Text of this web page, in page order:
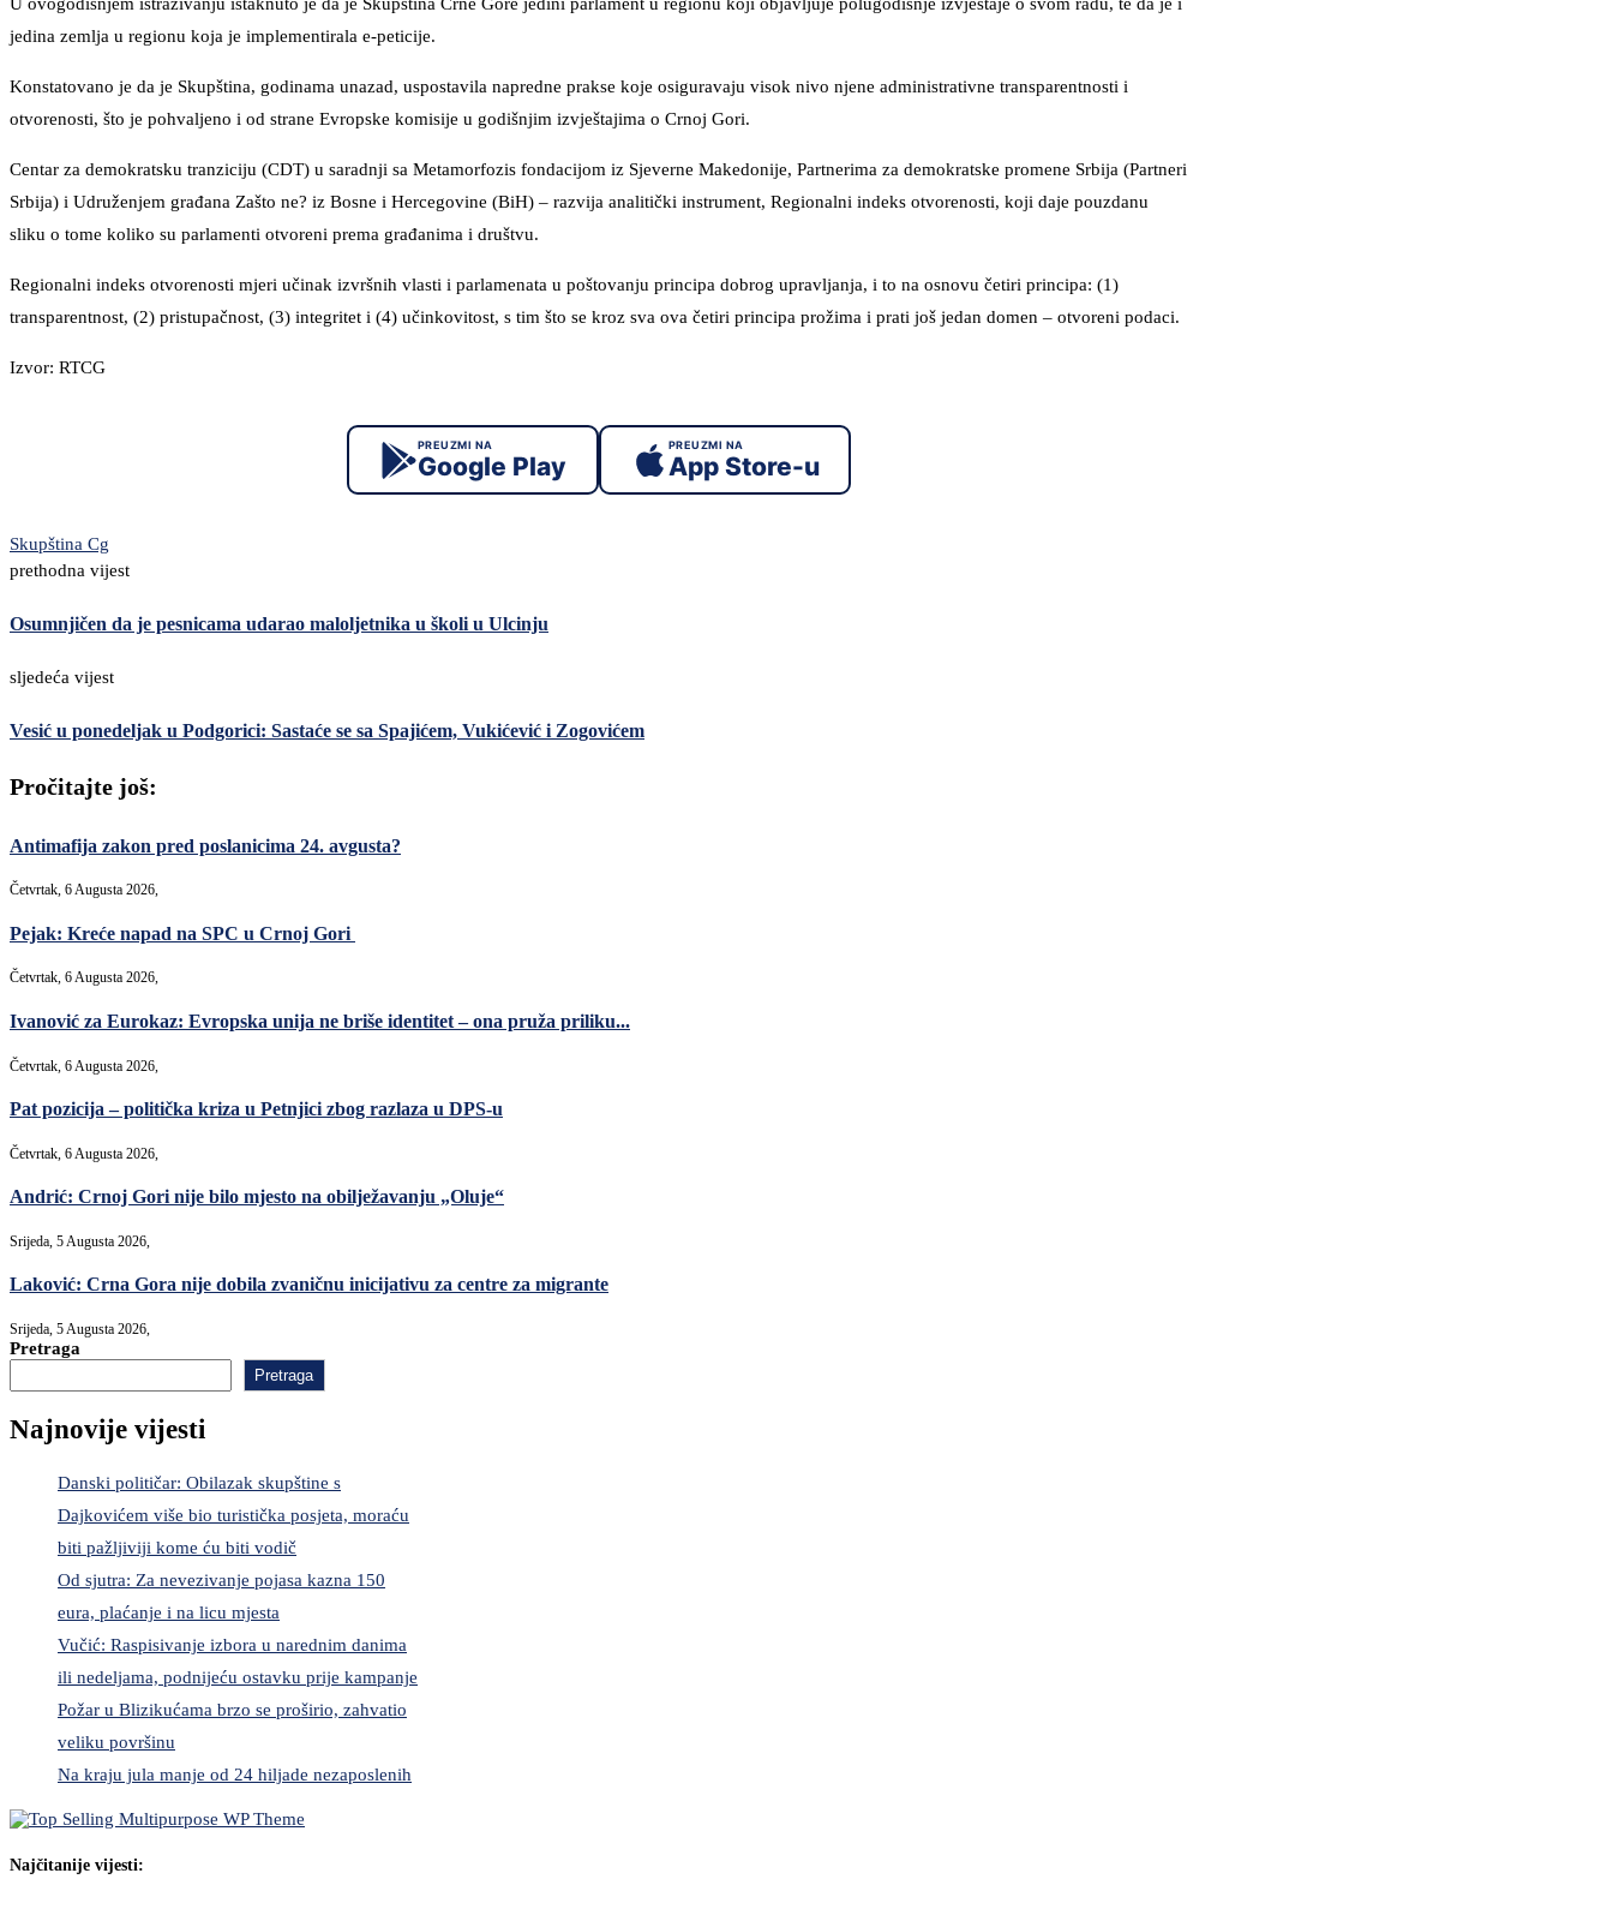
U ovogodišnjem istraživanju istaknuto je da je Skupština Crne Gore jedini parlament u regionu koji objavljuje polugodišnje izvještaje o svom radu, te da je i
jedina zemlja u regionu koja je implementirala e-peticije.
Konstatovano je da je Skupština, godinama unazad, uspostavila napredne prakse koje osiguravaju visok nivo njene administrativne transparentnosti i
otvorenosti, što je pohvaljeno i od strane Evropske komisije u godišnjim izvještajima o Crnoj Gori.
Centar za demokratsku tranziciju (CDT) u saradnji sa Metamorfozis fondacijom iz Sjeverne Makedonije, Partnerima za demokratske promene Srbija (Partneri
Srbija) i Udruženjem građana Zašto ne? iz Bosne i Hercegovine (BiH) – razvija analitički instrument, Regionalni indeks otvorenosti, koji daje pouzdanu
sliku o tome koliko su parlamenti otvoreni prema građanima i društvu.
Regionalni indeks otvorenosti mjeri učinak izvršnih vlasti i parlamenata u poštovanju principa dobrog upravljanja, i to na osnovu četiri principa: (1)
transparentnost, (2) pristupačnost, (3) integritet i (4) učinkovitost, s tim što se kroz sva ova četiri principa prožima i prati još jedan domen – otvoreni podaci.
Izvor: RTCG
PREUZMI NA
Google Play
PREUZMI NA
App Store-u
Skupština Cg
prethodna vijest
Osumnjičen da je pesnicama udarao maloljetnika u školi u Ulcinju
sljedeća vijest
Vesić u ponedeljak u Podgorici: Sastaće se sa Spajićem, Vukićević i Zogovićem
Pročitajte još:
Antimafija zakon pred poslanicima 24. avgusta?
Četvrtak, 6 Augusta 2026,
Pejak: Kreće napad na SPC u Crnoj Gori
Četvrtak, 6 Augusta 2026,
Ivanović za Eurokaz: Evropska unija ne briše identitet – ona pruža priliku...
Četvrtak, 6 Augusta 2026,
Pat pozicija – politička kriza u Petnjici zbog razlaza u DPS-u
Četvrtak, 6 Augusta 2026,
Andrić: Crnoj Gori nije bilo mjesto na obilježavanju „Oluje“
Srijeda, 5 Augusta 2026,
Laković: Crna Gora nije dobila zvaničnu inicijativu za centre za migrante
Srijeda, 5 Augusta 2026,
Pretraga
Pretraga
Najnovije vijesti
Danski političar: Obilazak skupštine s
Dajkovićem više bio turistička posjeta, moraću
biti pažljiviji kome ću biti vodič
Od sjutra: Za nevezivanje pojasa kazna 150
eura, plaćanje i na licu mjesta
Vučić: Raspisivanje izbora u narednim danima
ili nedeljama, podnijeću ostavku prije kampanje
Požar u Blizikućama brzo se proširio, zahvatio
veliku površinu
Na kraju jula manje od 24 hiljade nezaposlenih
Najčitanije vijesti: